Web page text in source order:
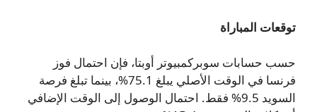
توقعات المباراة
حسب حسابات سوبركمبيوتر أوبتا، فإن احتمال فوز
فرنسا في الوقت الأصلي يبلغ 75.1%، بينما تبلغ فرصة
السويد 9.5% فقط. احتمال الوصول إلى الوقت الإضافي